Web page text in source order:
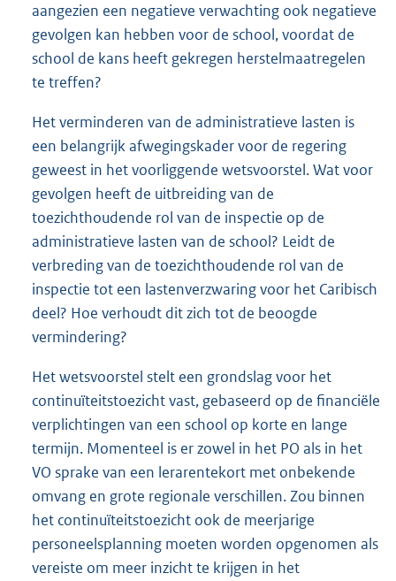
aangezien een negatieve verwachting ook negatieve
gevolgen kan hebben voor de school, voordat de
school de kans heeft gekregen herstelmaatregelen
te treffen?
Het verminderen van de administratieve lasten is
een belangrijk afwegingskader voor de regering
geweest in het voorliggende wetsvoorstel. Wat voor
gevolgen heeft de uitbreiding van de
toezichthoudende rol van de inspectie op de
administratieve lasten van de school? Leidt de
verbreding van de toezichthoudende rol van de
inspectie tot een lastenverzwaring voor het Caribisch
deel? Hoe verhoudt dit zich tot de beoogde
vermindering?
Het wetsvoorstel stelt een grondslag voor het
continuïteitstoezicht vast, gebaseerd op de financiële
verplichtingen van een school op korte en lange
termijn. Momenteel is er zowel in het PO als in het
VO sprake van een lerarentekort met onbekende
omvang en grote regionale verschillen. Zou binnen
het continuïteitstoezicht ook de meerjarige
personeelsplanning moeten worden opgenomen als
vereiste om meer inzicht te krijgen in het